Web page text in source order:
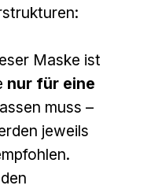
Maske ist
nur für eine
muss –
jeweils